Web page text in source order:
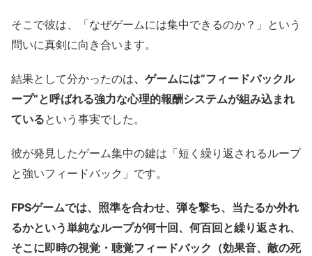
そこで彼は、「なぜゲームには集中できるのか？」という
問いに真剣に向き合います。
結果として分かったのは、ゲームには”フィードバックル
ープ”と呼ばれる強力な心理的報酬システムが組み込まれ
ているという事実でした。
彼が発見したゲーム集中の鍵は「短く繰り返されるループ
と強いフィードバック」です。
FPSゲームでは、照準を合わせ、弾を撃ち、当たるか外れ
るかという単純なループが何十回、何百回と繰り返され、
そこに即時の視覚・聴覚フィードバック（効果音、敵の死